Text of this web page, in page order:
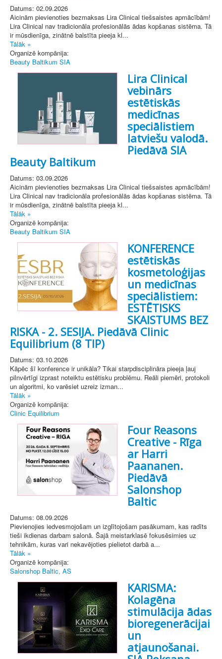
Datums: 02.09.2026
Aicinām pievienoties bezmaksas Lira Clinical tiešsaistes apmācībām!
Lira Clinical nav tradicionāla profesionālās ādas kopšanas sistēma. Tā
ir mūsdienīga, zinātnē balstīta pieeja kl...
Tālāk »
Organizē kompānija:
Beauty Baltikum SIA
Lira Clinical
vebinārs
estētiskās
medicīnas
speciālistiem
latviešu valodā.
Piedāvā SIA
Beauty Baltikum
Datums: 03.09.2026
Aicinām pievienoties bezmaksas Lira Clinical tiešsaistes apmācībām!
Lira Clinical nav tradicionāla profesionālās ādas kopšanas sistēma. Tā
ir mūsdienīga, zinātnē balstīta pieeja kl...
Tālāk »
Organizē kompānija:
Beauty Baltikum SIA
KONFERENCE
estētiskās
kosmetoloģijas
un medicīnas
speciālistiem:
ESTĒTISKS
SKAISTUMS BEZ
RISKA - 2. SESIJA. Piedāvā Clinic
Equilibrium (8 TIP)
Datums: 03.10.2026
Kāpēc šī konference ir unikāla? Tikai starpdisciplināra pieeja ļauj
pilnvērtīgi izprast noteiktu estētisku problēmu. Reāli piemēri, protokoli
un algoritmi, ko varēsiet uzreiz izman...
Tālāk »
Organizē kompānija:
Clinic Equilibrium
Four Reasons
Creative - Rīga
ar Harri
Paananen.
Piedāvā
Salonshop
Baltic
Datums: 08.09.2026
Pievienojies iedvesmojošam un izglītojošam pasākumam, kas radīts
tieši ikdienas darbam salonā. Šajā meistarklasē fokusēsimies uz
tehnikām, kuras vari nekavējoties pielietot darbā a...
Tālāk »
Organizē kompānija:
Salonshop Baltic, AS
KARISMA:
Kolagēna
stimulācija ādas
bioregenerācijai
un
atjaunošanai.